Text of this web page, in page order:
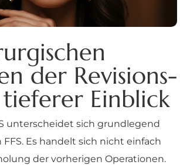
der Revisions-
tieferer Einblick
unterscheidet sich grundlegend
Es handelt sich nicht einfach
der vorherigen Operationen.